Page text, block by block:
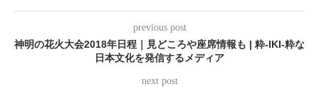
previous post
神明の花火大会2018年日程｜見どころや座席情報も | 粋-IKI-粋な
日本文化を発信するメディア
next post